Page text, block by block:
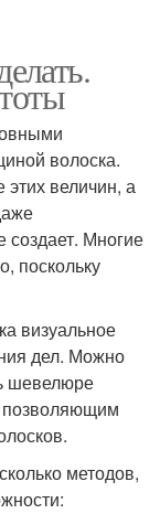
волоска.
величин, а
создает. Многие
поскольку
визуальное
дел. Можно
шевелюре
позволяющим
методов,